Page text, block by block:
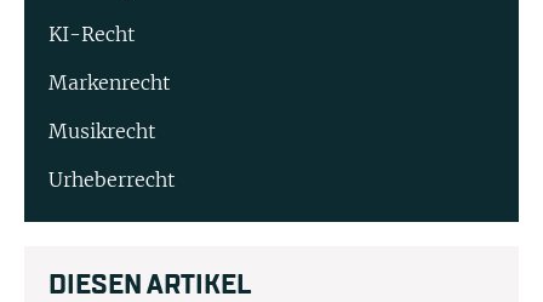
KI-Recht
Markenrecht
Musikrecht
Urheberrecht
DIESEN ARTIKEL